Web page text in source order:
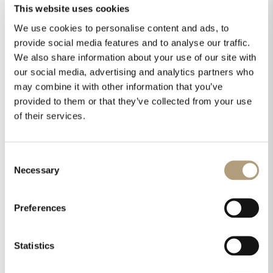
This website uses cookies
We use cookies to personalise content and ads, to
provide social media features and to analyse our traffic.
We also share information about your use of our site with
our social media, advertising and analytics partners who
may combine it with other information that you’ve
provided to them or that they’ve collected from your use
of their services.
Selection
Necessary
Preferences
Statistics
Wszystkie urządzenia Lyngdorf Audio dzielą
produktów Steinway Lyngdorf i mają dodatkową korzyść
w postaci wielu możliwości podłączenia i dowolnego
zestawiania z komponentami innych marek.
Współpraca partnerska
systemy dźwiękowe Steinway Lyngdorf to jedyne systemy
na świecie, które mogą być produkowane we współpracy
Sons, twórców najwyższej jakości fortepianów na świecie
naszych czasów. Współpraca opiera się na ambitnej